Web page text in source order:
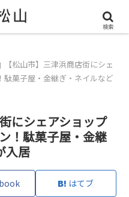
る地域情報メディア ／
【松山市】三津浜商店街にシェ
駄菓子屋・金継ぎ・ネイルなど
にシェアショップ
！駄菓子屋・金継
入居
はてブ
検索